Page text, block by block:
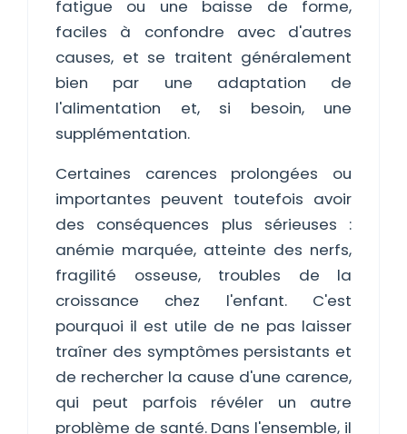
fatigue ou une baisse de forme,
faciles à confondre avec d'autres
causes, et se traitent généralement
bien par une adaptation de
l'alimentation et, si besoin, une
supplémentation.
Certaines carences prolongées ou
importantes peuvent toutefois avoir
des conséquences plus sérieuses :
anémie marquée, atteinte des nerfs,
fragilité osseuse, troubles de la
croissance chez l'enfant. C'est
pourquoi il est utile de ne pas laisser
traîner des symptômes persistants et
de rechercher la cause d'une carence,
qui peut parfois révéler un autre
problème de santé. Dans l'ensemble, il